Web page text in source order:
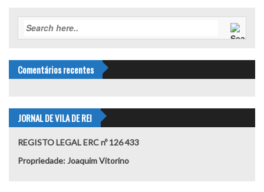
Comentários recentes
JORNAL DE VILA DE REI
REGISTO LEGAL ERC nº 126 433
Propriedade: Joaquim Vitorino